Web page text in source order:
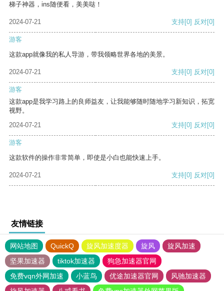
梯子神器，ins随便看，美美哒！
2024-07-21 支持[0] 反对[0]
游客
这款app就像我的私人导游，带我领略世界各地的美景。
2024-07-21 支持[0] 反对[0]
游客
这款app是我学习路上的良师益友，让我能够随时随地学习新知识，拓宽
视野。
2024-07-21
支持[0] 反对[0]
游客
这款软件的操作非常简单，即使是小白也能快速上手。
2024-07-21 支持[0] 反对[0]
友情链接
网站地图 QuickQ 旋风加速度器 旋风
旋风加速
坚果加速器
tiktok加速器
狗急加速器官网
免费vqn外网加速
小蓝鸟 优途加速器官网
风驰加速器